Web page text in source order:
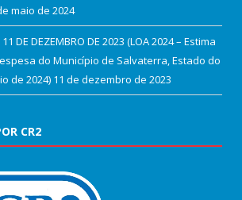
maio de 2024
DE DEZEMBRO DE 2023 (LOA 2024 – Estima
do Município de Salvaterra, Estado do
de 2024) 11 de dezembro de 2023
CR2